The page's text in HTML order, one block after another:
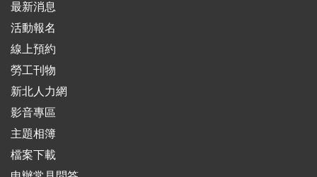
最新消息
活動報名
線上預約
勞工刊物
新北人力網
影音專區
主題相簿
檔案下載